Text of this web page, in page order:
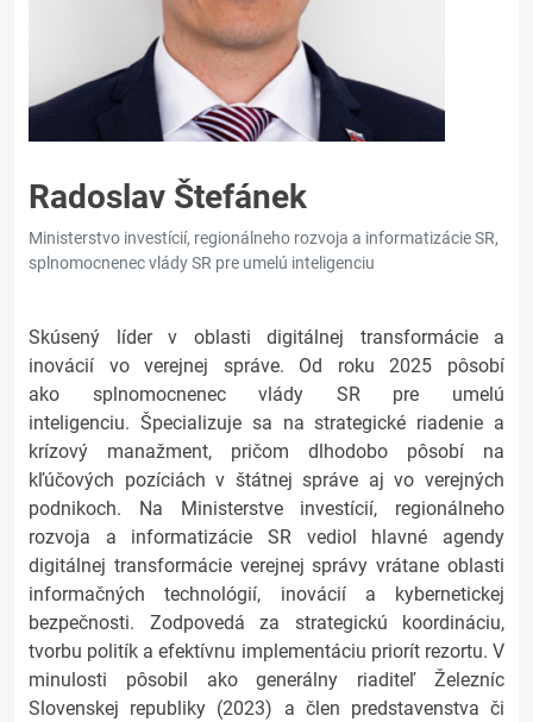
Radoslav Štefánek
Ministerstvo investícií, regionálneho rozvoja a informatizácie SR,
splnomocnenec vlády SR pre umelú inteligenciu
Skúsený líder v oblasti digitálnej transformácie a
inovácií vo verejnej správe. Od roku 2025 pôsobí
ako splnomocnenec vlády SR pre umelú
inteligenciu. Špecializuje sa na strategické riadenie a
krízový manažment, pričom dlhodobo pôsobí na
kľúčových pozíciách v štátnej správe aj vo verejných
podnikoch. Na Ministerstve investícií, regionálneho
rozvoja a informatizácie SR vediol hlavné agendy
digitálnej transformácie verejnej správy vrátane oblasti
informačných technológií, inovácií a kybernetickej
bezpečnosti. Zodpovedá za strategickú koordináciu,
tvorbu politík a efektívnu implementáciu priorít rezortu. V
minulosti pôsobil ako generálny riaditeľ Železníc
Slovenskej republiky (2023) a člen predstavenstva či